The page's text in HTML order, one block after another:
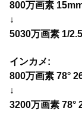
800万画素
↓
5030万画素 1/
インカメ:
800万画素 78°
↓
3200万画素 78°